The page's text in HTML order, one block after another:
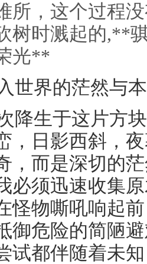
所，这个过程
树时溅起的,**
光**
世界的茫然与
降生于这片方
，日影西斜，
，而是深切的
必须迅速收集
怪物嘶吼响起
御危险的简陋
试都伴随着未